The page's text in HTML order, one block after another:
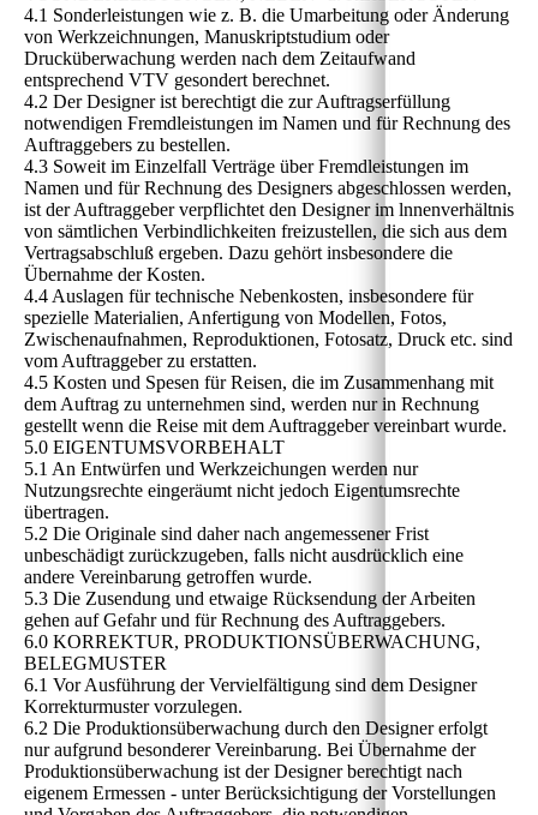
4.1 Sonderleistungen wie z. B. die Umarbeitung oder Änderung
von Werkzeichnungen, Manuskriptstudium oder
Drucküberwachung werden nach dem Zeitaufwand
entsprechend VTV gesondert berechnet.
4.2 Der Designer ist berechtigt die zur Auftragserfüllung
notwendigen Fremdleistungen im Namen und für Rechnung des
Auftraggebers zu bestellen.
4.3 Soweit im Einzelfall Verträge über Fremdleistungen im
Namen und für Rechnung des Designers abgeschlossen werden,
ist der Auftraggeber verpflichtet den Designer im lnnenverhältnis
von sämtlichen Verbindlichkeiten freizustellen, die sich aus dem
Vertragsabschluß ergeben. Dazu gehört insbesondere die
Übernahme der Kosten.
4.4 Auslagen für technische Nebenkosten, insbesondere für
spezielle Materialien, Anfertigung von Modellen, Fotos,
Zwischenaufnahmen, Reproduktionen, Fotosatz, Druck etc. sind
vom Auftraggeber zu erstatten.
4.5 Kosten und Spesen für Reisen, die im Zusammenhang mit
dem Auftrag zu unternehmen sind, werden nur in Rechnung
gestellt wenn die Reise mit dem Auftraggeber vereinbart wurde.
5.0 EIGENTUMSVORBEHALT
5.1 An Entwürfen und Werkzeichungen werden nur
Nutzungsrechte eingeräumt nicht jedoch Eigentumsrechte
übertragen.
5.2 Die Originale sind daher nach angemessener Frist
unbeschädigt zurückzugeben, falls nicht ausdrücklich eine
andere Vereinbarung getroffen wurde.
5.3 Die Zusendung und etwaige Rücksendung der Arbeiten
gehen auf Gefahr und für Rechnung des Auftraggebers.
6.0 KORREKTUR, PRODUKTIONSÜBERWACHUNG,
BELEGMUSTER
6.1 Vor Ausführung der Vervielfältigung sind dem Designer
Korrekturmuster vorzulegen.
6.2 Die Produktionsüberwachung durch den Designer erfolgt
nur aufgrund besonderer Vereinbarung. Bei Übernahme der
Produktionsüberwachung ist der Designer berechtigt nach
eigenem Ermessen - unter Berücksichtigung der Vorstellungen